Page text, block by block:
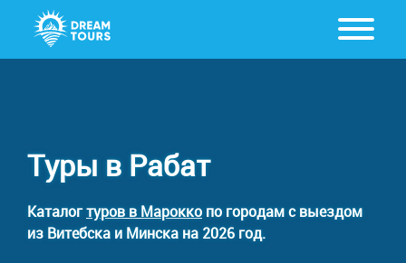
Туры в Рабат
Каталогтуров в Марокко по городам с выездом
из Витебска и Минска на 2026 год.